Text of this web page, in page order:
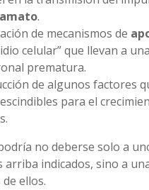
.
de mecanismos de
celular” que llevan a
prematura.
de algunos factores
para el
no deberse solo a
arriba indicados, sino a
ellos.